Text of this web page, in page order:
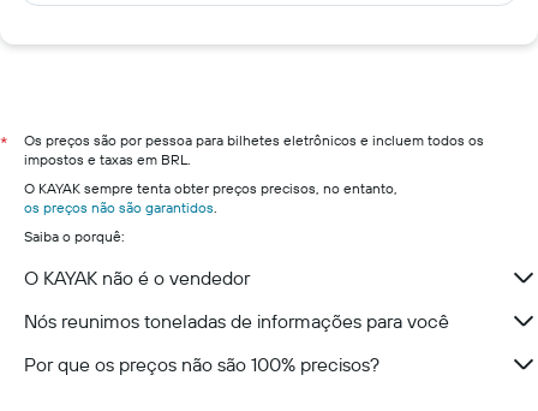
*
Os preços são por pessoa para bilhetes eletrônicos e incluem todos os
impostos e taxas em BRL.
O KAYAK sempre tenta obter preços precisos, no entanto,
os preços não são garantidos
Saiba o porquê:
O KAYAK não é o vendedor
Nós reunimos toneladas de informações para você
Por que os preços não são 100% precisos?